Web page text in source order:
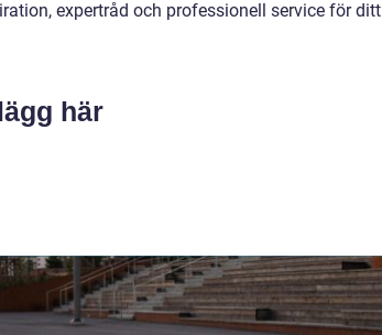
expertråd och professionell service för ditt
här